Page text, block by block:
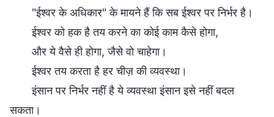
"ईश्वर के अधिकार" के मायने हैं कि सब ईश्वर पर निर्भर है।
ईश्वर को हक है तय करने का कोई काम कैसे होगा,
और ये वैसे ही होगा, जैसे वो चाहेगा।
ईश्वर तय करता है हर चीज़ की व्यवस्था।
इंसान पर निर्भर नहीं है ये व्यवस्था इंसान इसे नहीं बदल
सकता।